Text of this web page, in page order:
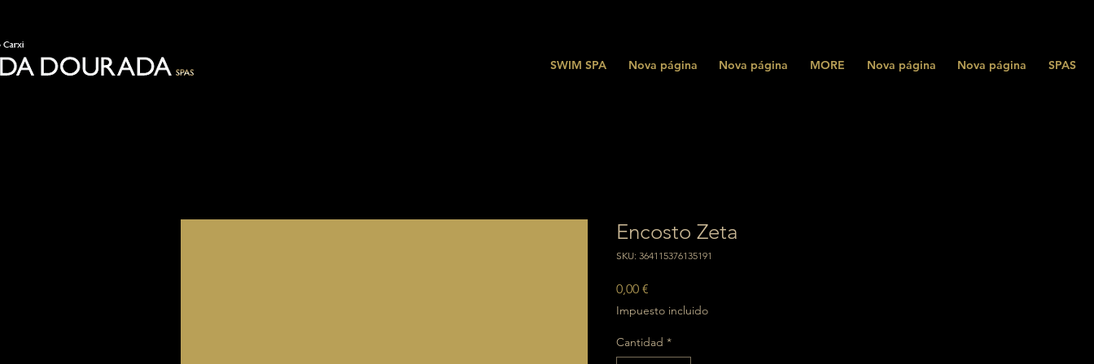
SWIM SPA Nova página Nova página MORE Nova página Nova página SPAS
Encosto Zeta
SKU: 364115376135191
0,00 €
Impuesto incluido
Cantidad *